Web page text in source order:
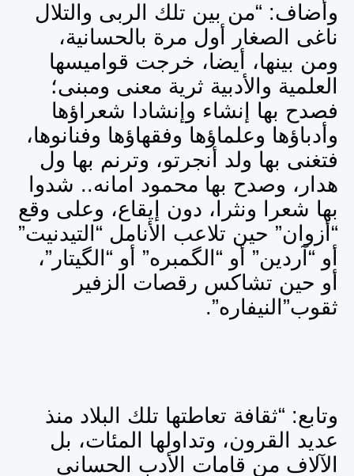
وأضاف: “من بين تلك الربى والتلال
ناغى الصغار أول مرة بالحسانية،
ومن بينها، أيضا، خرجت قواميسها
العلمية والأدبية ثرية معنى ومبنى؛
فصدح بها إنشاء وإنشادا شعراؤها
وأدباؤها وعلماؤها وفقهاؤها وفنانوها،
فتغنى بها ولد أنجرتو، وترنم بها ول
هدار، وصدح بها محمود امانه.. شدوا
بها شعرا ونثرا، دون إيقاع، وعلى وقع
“أزوان” حين تلاعب الأنامل “التيدنيت”
أو “آردين” أو “الگمبره” أو “الگيتار”،
أو حين تشاكس رقصات الزفير
ثقوب”النيفاره”.
وتابع: “ثقافة تعاطتها تلك البلاد منذ
عديد القرون، وتداولها المئات، بل
الآلاف من قامات الأدب الحساني